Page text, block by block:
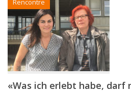
Rencontre
«Was ich erlebt habe, darf